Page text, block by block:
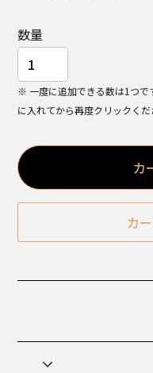
数量
※ 一度に追加できる数は1つで
に入れてから再度クリックくだ
カ
カ